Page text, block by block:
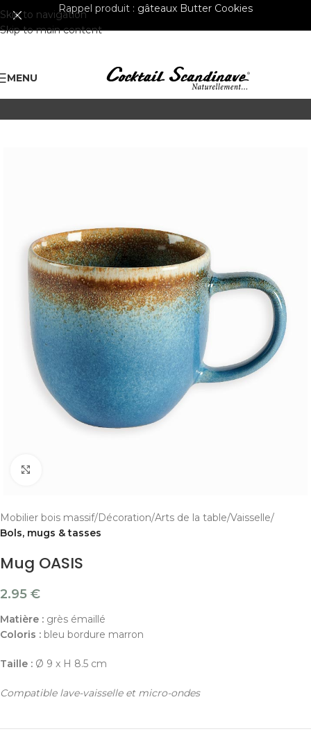
Skip to navigation
Skip to main content
Rappel produit : gâteaux Butter Cookies
MENU
Mobilier bois massif Décoration Arts de la table Vaisselle
Bols, mugs & tasses
Mug OASIS
2.95 €
Matière : grès émaillé
Coloris : bleu bordure marron
Taille : Ø 9 x H 8.5 cm
Compatible lave-vaisselle et micro-ondes